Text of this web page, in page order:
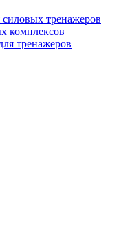
тренажеров
комплексов
тренажеров